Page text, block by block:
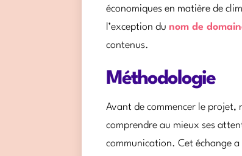
économiques en matière de
l’exception dunom de
contenus.
Méthodologie
Avant de commencer le projet,
comprendre au mieux ses
communication. Cet échange